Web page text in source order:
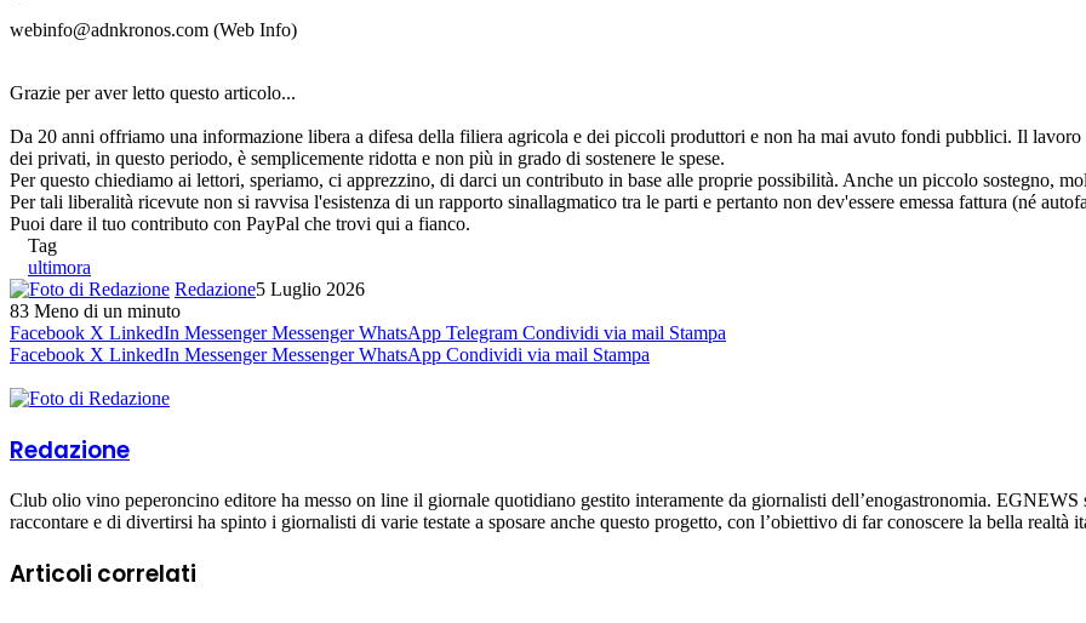
webinfo@adnkronos.com (Web Info)
Grazie per aver letto questo articolo...
Da 20 anni offriamo una informazione libera a difesa della filiera agricola e dei piccoli produttori e non ha mai avuto fondi pubblici. Il
dei privati, in questo periodo, è semplicemente ridotta e non più in grado di sostenere le spese.
Per questo chiediamo ai lettori, speriamo, ci apprezzino, di darci un contributo in base alle proprie possibilità. Anche un piccolo sostegno,
Per tali liberalità ricevute non si ravvisa l'esistenza di un rapporto sinallagmatico tra le parti e pertanto non dev'essere emessa fattura (né
Puoi dare il tuo contributo con PayPal che trovi qui a fianco.
Tag
ultimora
Redazione5 Luglio 2026
83 Meno di un minuto
Facebook X LinkedIn Messenger Messenger WhatsApp Telegram Condividi via mail Stampa
Facebook X LinkedIn Messenger Messenger WhatsApp Condividi via mail Stampa
Redazione
Club olio vino peperoncino editore ha messo on line il giornale quotidiano gestito interamente da giornalisti dell’enogastronomia.
raccontare e di divertirsi ha spinto i giornalisti di varie testate a sposare anche questo progetto, con l’obiettivo di far conoscere la bella realtà
Articoli correlati